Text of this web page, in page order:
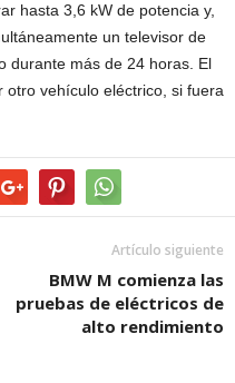
hasta 3,6 kW de potencia y,
un televisor de
durante más de 24 horas. El
otro vehículo eléctrico, si fuera
Artículo siguiente
BMW M comienza las
pruebas de eléctricos de
alto rendimiento